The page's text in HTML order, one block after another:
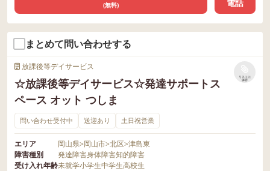
(無料) 電話
まとめて問い合わせする
放課後等デイサービス
☆放課後等デイサービス☆発達サポートス
ペース オット つしま
リストに
保存
問い合わせ受付中 送迎あり 土日祝営業
エリア 岡山県>岡山市>北区>津島東
障害種別
発達障害身体障害知的障害
受け入れ年齢未就学小学生中学生高校生